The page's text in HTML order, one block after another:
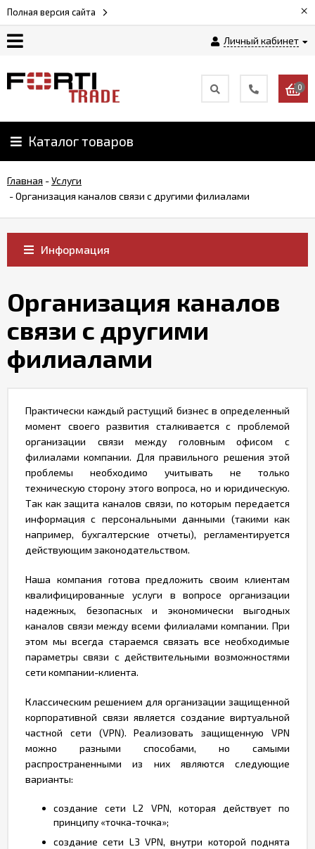
Полная версия сайта ×
Личный кабинет
Как
Доставка
и
0
Каталог товаров
Главная -Услуги
-Организация каналов связи с другими филиалами
Организация каналов
связи с другими
филиалами
Практически каждый растущий бизнес в определенный
момент своего развития сталкивается с проблемой
организации связи между головным офисом с
филиалами компании. Для правильного решения этой
проблемы необходимо учитывать не только
техническую сторону этого вопроса, но и юридическую.
Так как защита каналов связи, по которым передается
информация с персональными данными (такими как
например, бухгалтерские отчеты), регламентируется
действующим законодательством.
Наша компания готова предложить своим клиентам
квалифицированные услуги в вопросе организации
надежных, безопасных и экономически выгодных
каналов связи между всеми филиалами компании. При
этом мы всегда стараемся связать все необходимые
параметры связи с действительными возможностями
сети компании-клиента.
Классическим решением для организации защищенной
корпоративной связи является создание виртуальной
частной сети (VPN). Реализовать защищенную VPN
можно разными способами, но самыми
распространенными из них являются следующие
варианты:
создание сети L2 VPN, которая действует по
принципу «точка-точка»;
создание сети L3 VPN, внутри которой поднята
Информация